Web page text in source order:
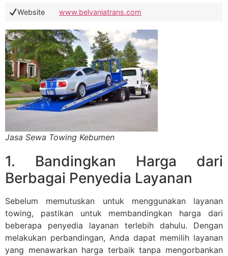
Website www.belvaniatrans.com
Jasa Sewa Towing Kebumen
1. Bandingkan Harga dari
Berbagai Penyedia Layanan
Sebelum memutuskan untuk menggunakan layanan
towing, pastikan untuk membandingkan harga dari
beberapa penyedia layanan terlebih dahulu. Dengan
melakukan perbandingan, Anda dapat memilih layanan
yang menawarkan harga terbaik tanpa mengorbankan